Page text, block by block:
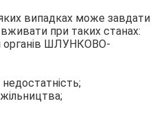
випадках може завдати
при таких станах:
органів ШЛУНКОВО-